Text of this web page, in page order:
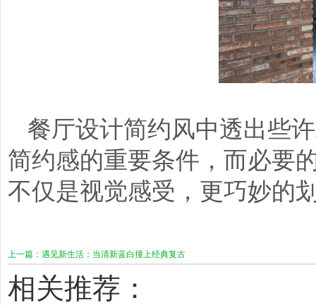
餐厅设计简约风中透出些
简约感的重要条件，而必要
不仅是视觉感受，更巧妙的
上一篇：遇见新生活：当清新蓝白撞上经典复古
相关推荐：